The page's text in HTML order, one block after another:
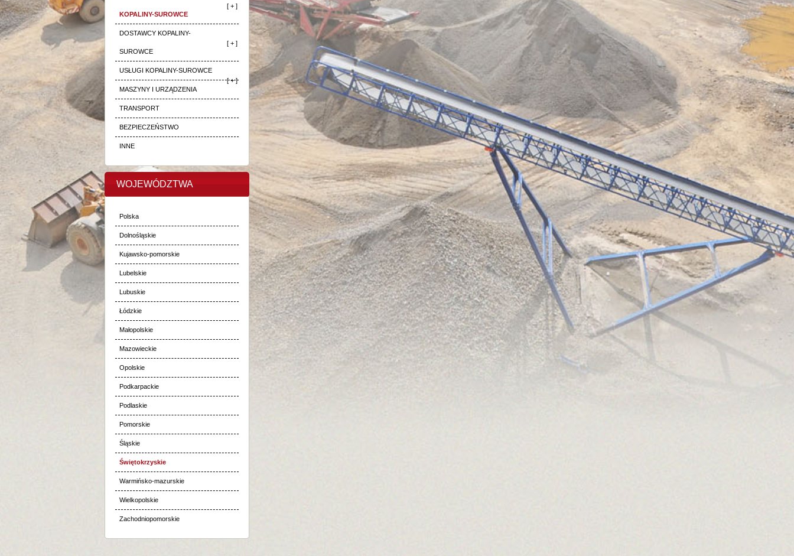
KOPALINY-SUROWCE
[ + ]
DOSTAWCY KOPALINY-
SUROWCE
[ + ]
USŁUGI KOPALINY-SUROWCE
[ + ]
MASZYNY I URZĄDZENIA
TRANSPORT
BEZPIECZEŃSTWO
INNE
WOJEWÓDZTWA
Polska
Dolnośląskie
Kujawsko-pomorskie
Lubelskie
Lubuskie
Łódzkie
Małopolskie
Mazowieckie
Opolskie
Podkarpackie
Podlaskie
Pomorskie
Śląskie
Świętokrzyskie
Warmińsko-mazurskie
Wielkopolskie
Zachodniopomorskie